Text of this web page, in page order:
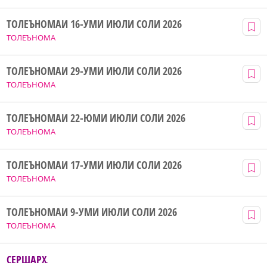
ТОЛЕЪНОМА
ТОЛЕЪНОМАИ 16-УМИ ИЮЛИ СОЛИ 2026
ТОЛЕЪНОМА
ТОЛЕЪНОМАИ 29-УМИ ИЮЛИ СОЛИ 2026
ТОЛЕЪНОМА
ТОЛЕЪНОМАИ 22-ЮМИ ИЮЛИ СОЛИ 2026
ТОЛЕЪНОМА
ТОЛЕЪНОМАИ 17-УМИ ИЮЛИ СОЛИ 2026
ТОЛЕЪНОМА
ТОЛЕЪНОМАИ 9-УМИ ИЮЛИ СОЛИ 2026
СЕРШАРҲ